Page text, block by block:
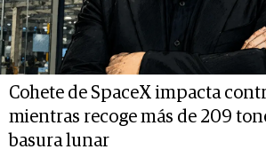
Cohete de SpaceX impacta
mientras recoge más de 209
basura lunar